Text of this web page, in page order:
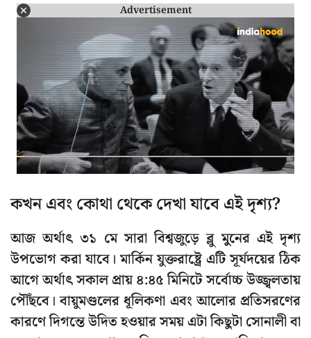
Advertisement
কখন এবং কোথা থেকে দেখা যাবে এই দৃশ্য?
আজ অর্থাৎ ৩১ মে সারা বিশ্বজুড়ে ব্লু মুুনের এই দৃশ্য
উপভোগ করা যাবে। মার্কিন যুক্তরাষ্ট্রে এটি সূর্যদয়ের ঠিক
আগে অর্থাৎ সকাল প্রায় ৪:৪৫ মিনিটে সর্বোচ্চ উজ্জ্বলতায়
পৌঁছবে। বায়ুমণ্ডলের ধূলিকণা এবং আলোর প্রতিসরণের
কারণে দিগন্তে উদিত হওয়ার সময় এটা কিছুটা সোনালী বা